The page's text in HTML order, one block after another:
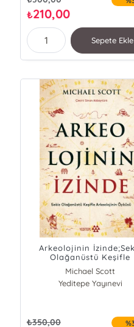
₺210,00
Sepete Ekle
Arkeolojinin
Olağanüstü Keşifle
Arkeolojinin Öyküsü
Michael Scott
Yeditepe Yayınevi
₺350,00